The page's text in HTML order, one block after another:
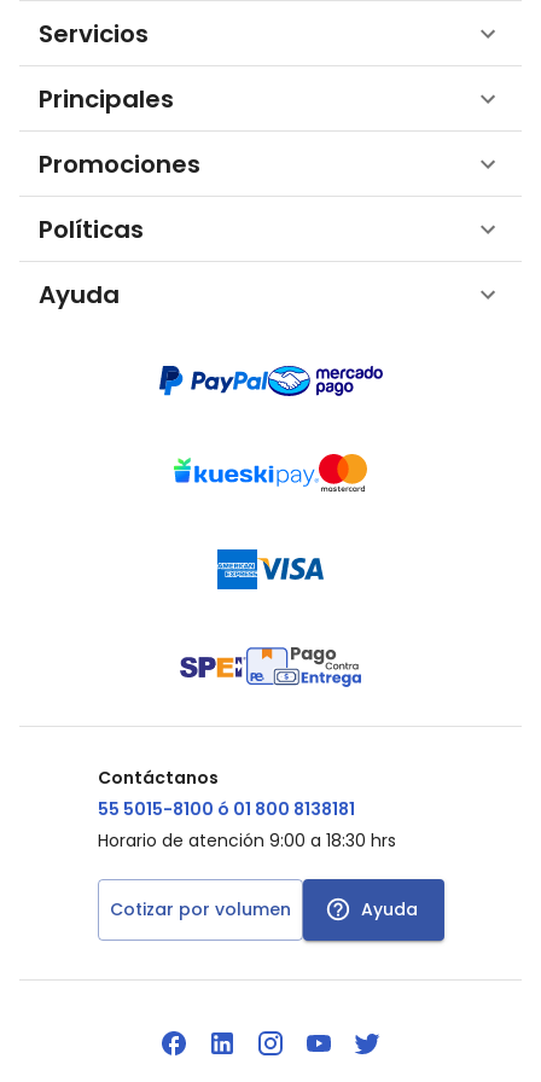
Servicios
Principales
Promociones
Políticas
Ayuda
Contáctanos
55 5015-8100 ó 01 800 8138181
Horario de atención 9:00 a 18:30 hrs
Cotizar por volumen Ayuda